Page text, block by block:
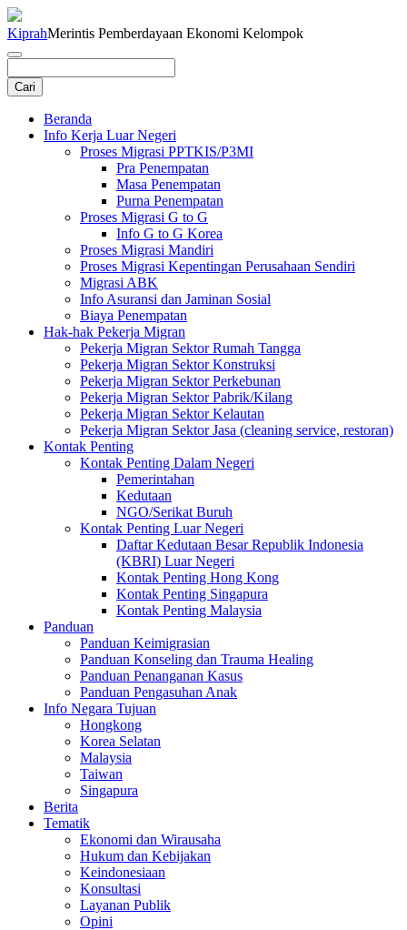
KiprahMerintis Pemberdayaan Ekonomi Kelompok
Beranda
Info Kerja Luar Negeri
Proses Migrasi PPTKIS/P3MI
Pra Penempatan
Masa Penempatan
Purna Penempatan
Proses Migrasi G to G
Info G to G Korea
Proses Migrasi Mandiri
Proses Migrasi Kepentingan Perusahaan Sendiri
Migrasi ABK
Info Asuransi dan Jaminan Sosial
Biaya Penempatan
Hak-hak Pekerja Migran
Pekerja Migran Sektor Rumah Tangga
Pekerja Migran Sektor Konstruksi
Pekerja Migran Sektor Perkebunan
Pekerja Migran Sektor Pabrik/Kilang
Pekerja Migran Sektor Kelautan
Pekerja Migran Sektor Jasa (cleaning service, restoran)
Kontak Penting
Kontak Penting Dalam Negeri
Pemerintahan
Kedutaan
NGO/Serikat Buruh
Kontak Penting Luar Negeri
Daftar Kedutaan Besar Republik Indonesia
(KBRI) Luar Negeri
Kontak Penting Hong Kong
Kontak Penting Singapura
Kontak Penting Malaysia
Panduan
Panduan Keimigrasian
Panduan Konseling dan Trauma Healing
Panduan Penanganan Kasus
Panduan Pengasuhan Anak
Info Negara Tujuan
Hongkong
Korea Selatan
Malaysia
Taiwan
Singapura
Berita
Tematik
Ekonomi dan Wirausaha
Hukum dan Kebijakan
Keindonesiaan
Konsultasi
Layanan Publik
Opini